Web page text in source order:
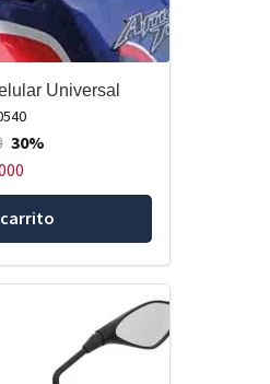
Universal
30%